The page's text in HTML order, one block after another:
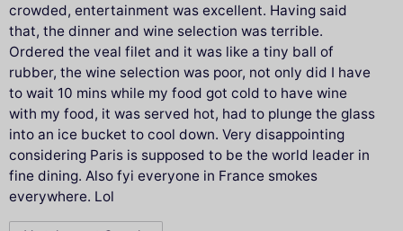
crowded, entertainment was excellent. Having said
that, the dinner and wine selection was terrible.
Ordered the veal filet and it was like a tiny ball of
rubber, the wine selection was poor, not only did I have
to wait 10 mins while my food got cold to have wine
with my food, it was served hot, had to plunge the glass
into an ice bucket to cool down. Very disappointing
considering Paris is supposed to be the world leader in
fine dining. Also fyi everyone in France smokes
everywhere. Lol